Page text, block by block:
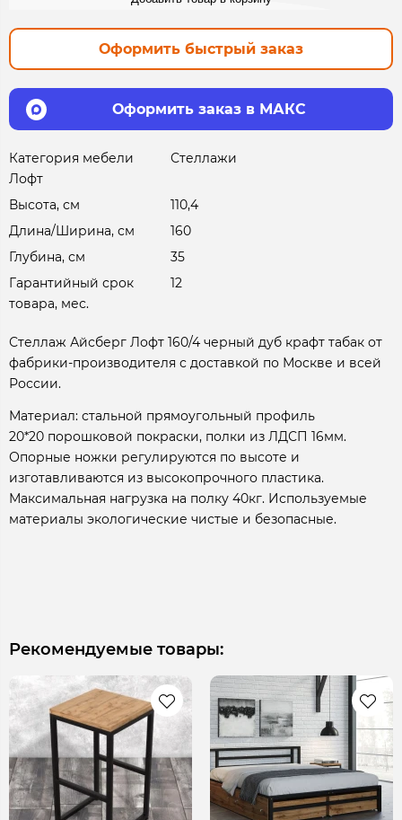
Оформить быстрый заказ
Оформить заказ в МАКС
Категория мебели
Лофт
Стеллажи
Высота, см
110,4
Длина/Ширина, см
160
Глубина, см
35
Гарантийный срок
товара, мес.
12
Стеллаж Айсберг Лофт 160/4 черный дуб крафт табак от
фабрики-производителя с доставкой по Москве и всей
России.
Материал: стальной прямоугольный профиль
20*20 порошковой покраски, полки из ЛДСП 16мм.
Опорные ножки регулируются по высоте и
изготавливаются из высокопрочного пластика.
Максимальная нагрузка на полку 40кг. Используемые
материалы экологические чистые и безопасные.
Рекомендуемые товары: